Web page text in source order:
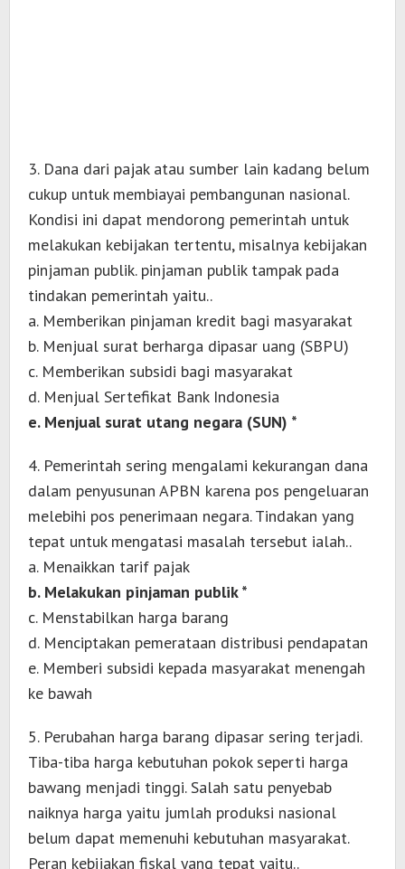
3. Dana dari pajak atau sumber lain kadang belum
cukup untuk membiayai pembangunan nasional.
Kondisi ini dapat mendorong pemerintah untuk
melakukan kebijakan tertentu, misalnya kebijakan
pinjaman publik. pinjaman publik tampak pada
tindakan pemerintah yaitu..
a. Memberikan pinjaman kredit bagi masyarakat
b. Menjual surat berharga dipasar uang (SBPU)
c. Memberikan subsidi bagi masyarakat
d. Menjual Sertefikat Bank Indonesia
e. Menjual surat utang negara (SUN) *
4. Pemerintah sering mengalami kekurangan dana
dalam penyusunan APBN karena pos pengeluaran
melebihi pos penerimaan negara. Tindakan yang
tepat untuk mengatasi masalah tersebut ialah..
a. Menaikkan tarif pajak
b. Melakukan pinjaman publik *
c. Menstabilkan harga barang
d. Menciptakan pemerataan distribusi pendapatan
e. Memberi subsidi kepada masyarakat menengah
ke bawah
5. Perubahan harga barang dipasar sering terjadi.
Tiba-tiba harga kebutuhan pokok seperti harga
bawang menjadi tinggi. Salah satu penyebab
naiknya harga yaitu jumlah produksi nasional
belum dapat memenuhi kebutuhan masyarakat.
Peran kebijakan fiskal yang tepat yaitu..